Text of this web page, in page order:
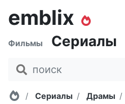
emblix
Фильмы Сериалы
Главная
Сериалы Драмы